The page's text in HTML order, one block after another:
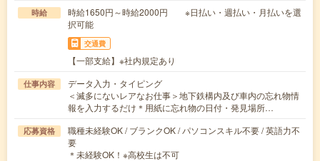
時給
時給1650円～時給2000円 ※日払い・週払い・月払いを選
択可能
交通費
【一部支給】※社内規定あり
仕事内容
データ入力・タイピング
＜滅多にないレアなお仕事＞地下鉄構内及び車内の忘れ物情
報を入力するだけ＊用紙に忘れ物の日付・発見場所…
応募資格
職種未経験OK / ブランクOK / パソコンスキル不要 / 英語力不
要
＊未経験OK！※高校生は不可